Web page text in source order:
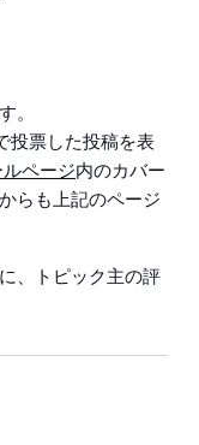
。
投票した投稿を表
ページ内のカバー
らも上記のページ
、トピック主の評